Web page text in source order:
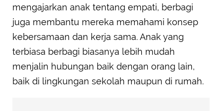
mengajarkan anak tentang empati, berbagi
juga membantu mereka memahami konsep
kebersamaan dan kerja sama. Anak yang
terbiasa berbagi biasanya lebih mudah
menjalin hubungan baik dengan orang lain,
baik di lingkungan sekolah maupun di rumah.